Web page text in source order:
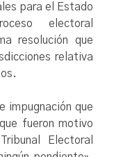
para el Estado
electoral
resolución que
relativa
impugnación que
fueron motivo
Electoral